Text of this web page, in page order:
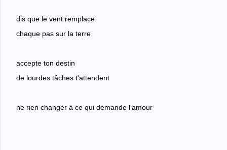
dis que le vent remplace
chaque pas sur la terre
accepte ton destin
de lourdes tâches t'attendent
ne rien changer à ce qui demande l'amour